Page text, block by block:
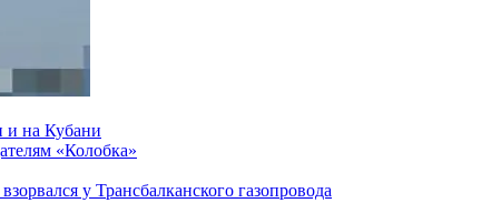
и на Кубани
«Колобка»
у Трансбалканского газопровода